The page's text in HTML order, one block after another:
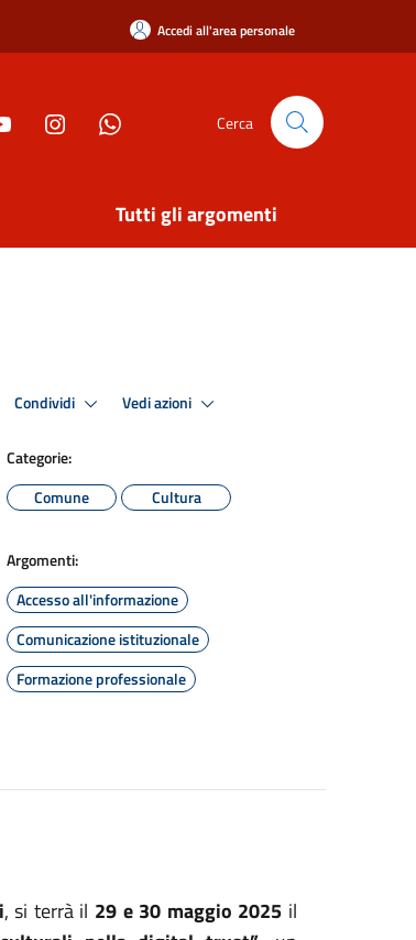
Accedi all'area personale
Cerca
Tutti gli argomenti
Condividi Vedi azioni
Categorie:
Comune
Cultura
Argomenti:
Accesso all'informazione
Comunicazione istituzionale
Formazione professionale
, si terrà il 29 e 30 maggio 2025 il